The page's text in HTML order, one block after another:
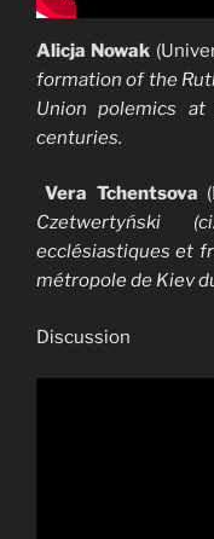
Alicja Nowak
formation of the
Union polemics
centuries.
Vera Tchentsova
Czetwertyński
ecclésiastiques et
métropole de Kiev
Discussion